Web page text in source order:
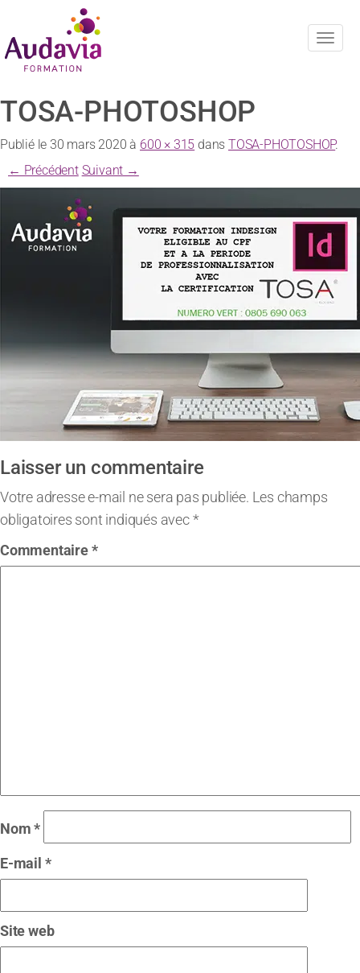
TOSA-PHOTOSHOP
Publié le 30 mars 2020 à 600 × 315 dansTOSA-PHOTOSHOP.
← Précédent Suivant →
Laisser un commentaire
Votre adresse e-mail ne sera pas publiée. Les champs
obligatoires sont indiqués avec*
Commentaire*
Nom*
E-mail *
Site web